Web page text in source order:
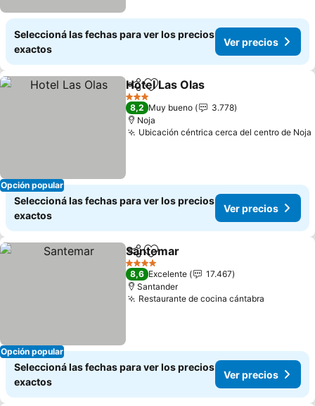
Seleccioná las fechas para ver los precios
exactos
Ver precios
Opción popular
CompartirAñadir a favoritos
Hotel Las Olas
3 Estrellas
8,2 Muy bueno
3.778
Noja
Ubicación céntrica cerca del centro de Noja
Seleccioná las fechas para ver los precios
exactos
Ver precios
Opción popular
CompartirAñadir a favoritos
Santemar
4 Estrellas
8,6 Excelente
17.467
Santander
Restaurante de cocina cántabra
Seleccioná las fechas para ver los precios
exactos
Ver precios